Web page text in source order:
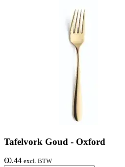
Tafelvork Goud - Oxford
€0.44 excl. BTW